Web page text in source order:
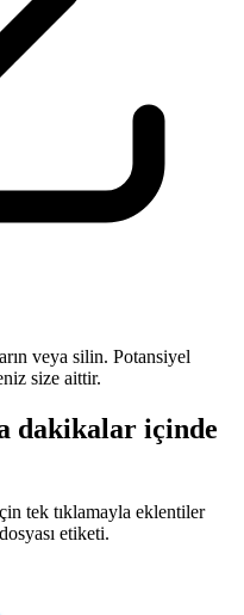
veya silin. Potansiyel
size aittir.
dakikalar içinde
tek tıklamayla eklentiler
etiketi.